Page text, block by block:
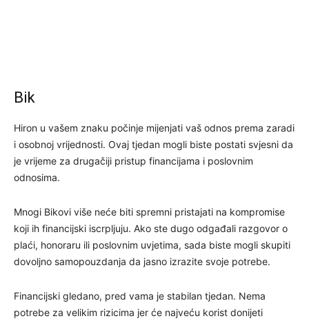
Bik
Hiron u vašem znaku počinje mijenjati vaš odnos prema zaradi
i osobnoj vrijednosti. Ovaj tjedan mogli biste postati svjesni da
je vrijeme za drugačiji pristup financijama i poslovnim
odnosima.
Mnogi Bikovi više neće biti spremni pristajati na kompromise
koji ih financijski iscrpljuju. Ako ste dugo odgađali razgovor o
plaći, honoraru ili poslovnim uvjetima, sada biste mogli skupiti
dovoljno samopouzdanja da jasno izrazite svoje potrebe.
Financijski gledano, pred vama je stabilan tjedan. Nema
potrebe za velikim rizicima jer će najveću korist donijeti